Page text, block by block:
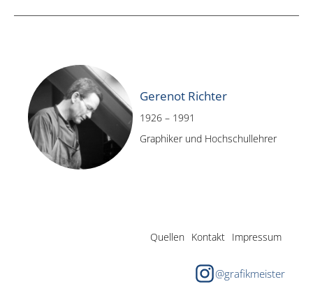
Gerenot Richter
1926 – 1991
Graphiker und Hochschullehrer
Quellen Kontakt Impressum
@grafikmeister